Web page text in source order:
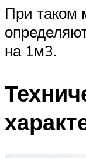
При таком
на 1м3.